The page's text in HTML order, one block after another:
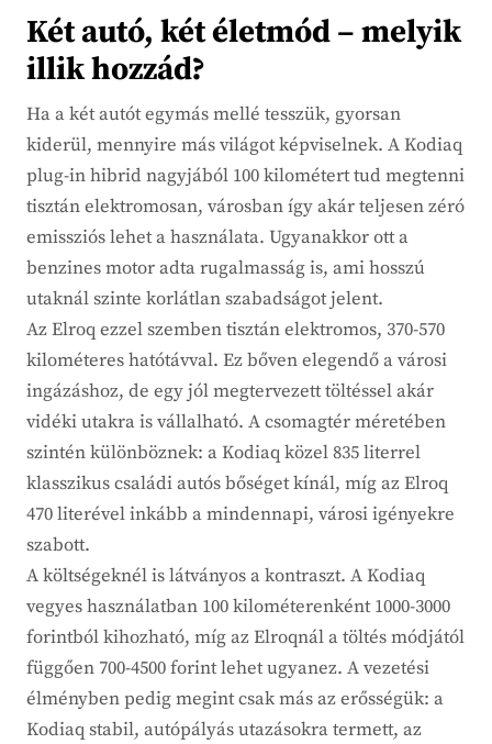
Két autó, két életmód – melyik
illik hozzád?
Ha a két autót egymás mellé tesszük, gyorsan
kiderül, mennyire más világot képviselnek. A Kodiaq
plug-in hibrid nagyjából 100 kilométert tud megtenni
tisztán elektromosan, városban így akár teljesen zéró
emissziós lehet a használata. Ugyanakkor ott a
benzines motor adta rugalmasság is, ami hosszú
utaknál szinte korlátlan szabadságot jelent.
Az Elroq ezzel szemben tisztán elektromos, 370-570
kilométeres hatótávval. Ez bőven elegendő a városi
ingázáshoz, de egy jól megtervezett töltéssel akár
vidéki utakra is vállalható. A csomagtér méretében
szintén különböznek: a Kodiaq közel 835 literrel
klasszikus családi autós bőséget kínál, míg az Elroq
470 literével inkább a mindennapi, városi igényekre
szabott.
A költségeknél is látványos a kontraszt. A Kodiaq
vegyes használatban 100 kilométerenként 1000-3000
forintból kihozható, míg az Elroqnál a töltés módjától
függően 700-4500 forint lehet ugyanez. A vezetési
élményben pedig megint csak más az erősségük: a
Kodiaq stabil, autópályás utazásokra termett, az